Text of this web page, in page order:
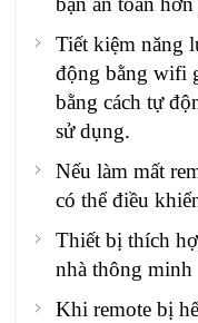
Tiết kiệm năng
động bằng wifi
bằng cách tự
sử dụng.
Nếu làm mất
có thể điều
Thiết bị thích
nhà thông minh
Khi remote bị